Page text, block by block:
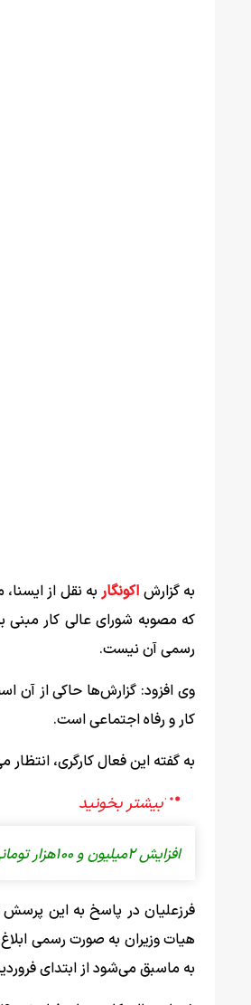
به گزارش اکونگار
رسمی آن نیست.
وی افزود: گزارش‌ها حاکی از آن
کار و رفاه اجتماعی است.
به گفته این فعال کارگری،
افزایش ۲میلیون و ۱۰۰هزار تومانی حقوق کارگران در اسفند
هیات وزیران به صورت رسمی
به ماسبق می‌شود از ابتدای فروردین ماه ۱۴۰۵ مورد محاسبه